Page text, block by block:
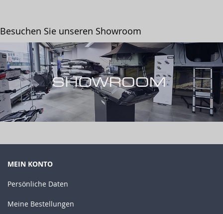
Besuchen Sie unseren Showroom
MEIN KONTO
Persönliche Daten
Meine Bestellungen